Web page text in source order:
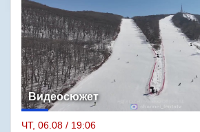
Видеосюжет
ЧТ, 06.08 / 19:06